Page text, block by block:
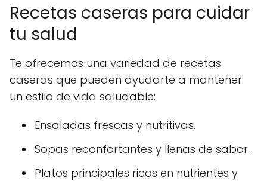
Recetas caseras para cuidar
tu salud
Te ofrecemos una variedad de recetas
caseras que pueden ayudarte a mantener
un estilo de vida saludable:
Ensaladas frescas y nutritivas.
Sopas reconfortantes y llenas de sabor.
Platos principales ricos en nutrientes y